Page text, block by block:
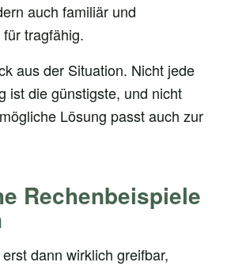
auch familiär und
tragfähig.
aus der Situation. Nicht jede
ist die günstigste, und nicht
Lösung passt auch zur
Rechenbeispiele
dann wirklich greifbar,